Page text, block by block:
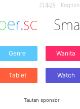
日本語 English
Genre Wanita
Tablet Watch
Tautan sponsor